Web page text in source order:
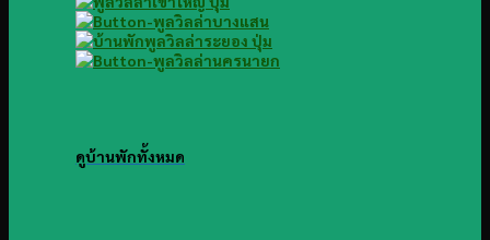
ดูบ้านพักทั้งหมด